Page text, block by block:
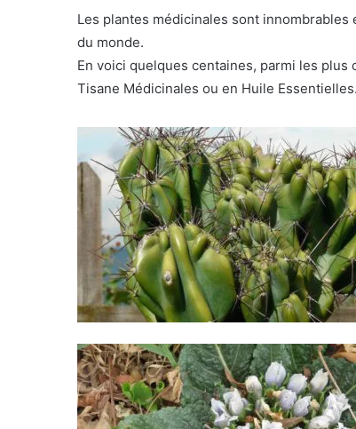
Les plantes médicinales sont
du monde.
En voici quelques centaines, parmi les
Tisane Médicinales ou en Huile Essentielles.